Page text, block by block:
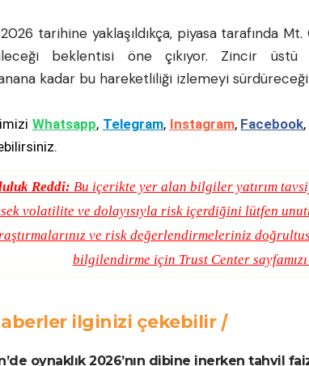
tarihine yaklaşıldıkça, piyasa tarafında
beklentisi öne çıkıyor. Zincir üstü
kadar bu hareketliliği izlemeyi
Whatsapp, Telegram, Instagram, Facebook,
Reddi: Bu içerikte yer alan bilgiler yatırım
volatilite ve dolayısıyla risk içerdiğini lütfen
ve risk değerlendirmeleriniz
bilgilendirme için Trust Center
ilginizi çekebilir
oynaklık 2026’nın dibine inerken tahvil